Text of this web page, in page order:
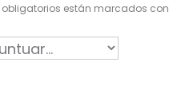
están marcados con